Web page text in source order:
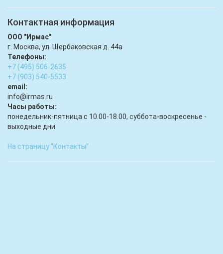
Контактная информация
ООО "Ирмас"
г. Москва, ул. Щербаковская д. 44а
Телефоны:
+7 (495) 506-2635
+7 (903) 540-5533
email:
infо@irmas.ru
Часы работы:
понедельник-пятница с 10.00-18.00, суббота-воскресенье -
выходные дни
На страницу "Контакты"